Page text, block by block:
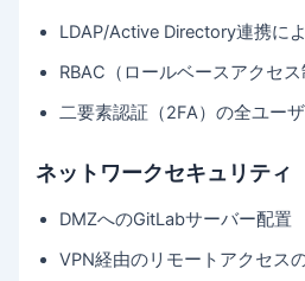
LDAP/Active Directory連携に
RBAC（ロールベースアクセ
二要素認証（2FA）の全ユー
ネットワークセキュリティ
DMZへのGitLabサーバー配置
VPN経由のリモートアクセス